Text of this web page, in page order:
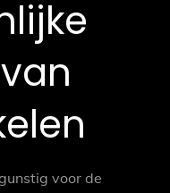
voor de